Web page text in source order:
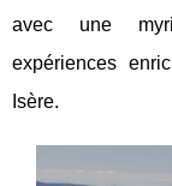
avec une
expériences
Isère.